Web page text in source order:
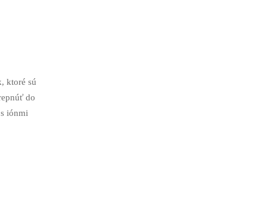
ktoré sú
do
iónmi